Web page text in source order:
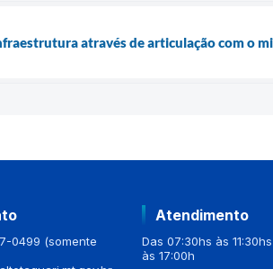
através de articulação com o
0499 (somente
Atendimento
Das 07:30hs às
às 17:00h